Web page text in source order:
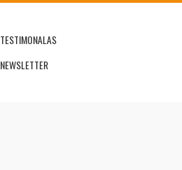
TESTIMONALAS
NEWSLETTER